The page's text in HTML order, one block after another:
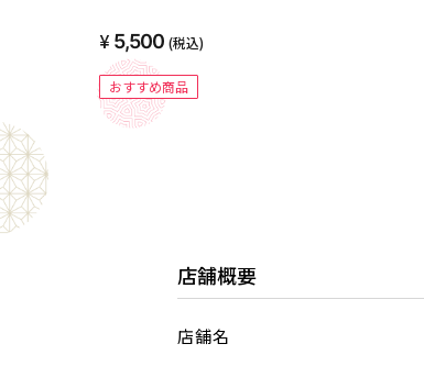
5,500 (税込)
おすすめ商品
店舗概要
店舗名